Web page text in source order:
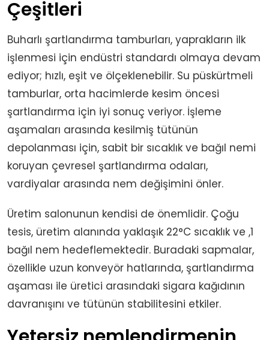
Çeşitleri
Buharlı şartlandırma tamburları, yaprakların ilk
işlenmesi için endüstri standardı olmaya devam
ediyor; hızlı, eşit ve ölçeklenebilir. Su püskürtmeli
tamburlar, orta hacimlerde kesim öncesi
şartlandırma için iyi sonuç veriyor. İşleme
aşamaları arasında kesilmiş tütünün
depolanması için, sabit bir sıcaklık ve bağıl nemi
koruyan çevresel şartlandırma odaları,
vardiyalar arasında nem değişimini önler.
Üretim salonunun kendisi de önemlidir. Çoğu
tesis, üretim alanında yaklaşık 22°C sıcaklık ve ,1
bağıl nem hedeflemektedir. Buradaki sapmalar,
özellikle uzun konveyör hatlarında, şartlandırma
aşaması ile üretici arasındaki sigara kağıdının
davranışını ve tütünün stabilitesini etkiler.